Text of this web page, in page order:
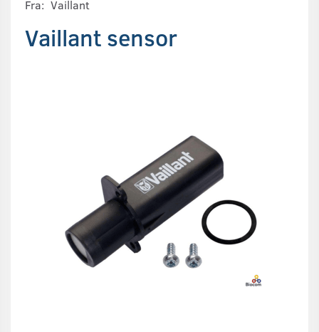
Fra: Vaillant
Vaillant sensor